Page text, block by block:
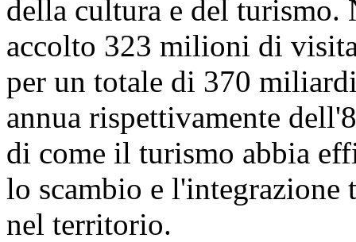
della cultura e del turismo.
accolto 323 milioni di
per un totale di 370
annua rispettivamente
di come il turismo abbia
lo scambio e
nel territorio.